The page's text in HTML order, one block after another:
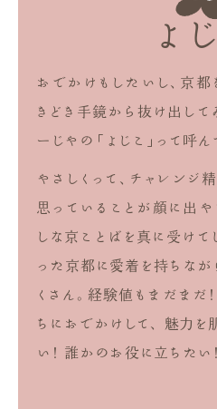
よ
おでかけもしたいし、京都
きどき手鏡から抜け出して
ーじやの「よじこ」って呼ん
やさしくって、チャレンジ
思っていることが顔に出や
しな京ことばを真に受けて
った京都に愛着を持ちなが
くさん。経験値もまだまだ！
ちにおでかけして、
魅力を
い！ 誰かのお役に立ちたい！